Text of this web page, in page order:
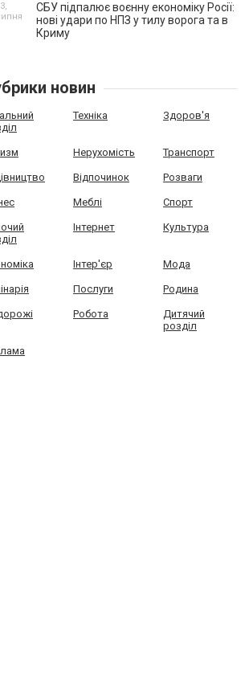
СБУ підпалює воєнну економіку Росії:
нові удари по НПЗ у тилу ворога та в
Криму
новин
Техніка Здоров'я
Нерухомість Транспорт
Відпочинок Розваги
Меблі Спорт
Інтернет Культура
Інтер'єр Мода
Послуги Родина
Робота
Дитячий
розділ